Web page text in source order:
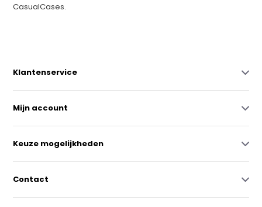
CasualCases.
Klantenservice
Mijn account
Keuze mogelijkheden
Contact